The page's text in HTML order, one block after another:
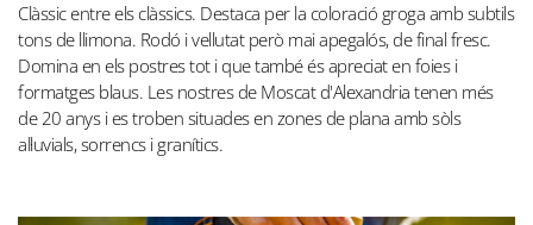
Clàssic entre els clàssics. Destaca per la coloració groga amb subtils
tons de llimona. Rodó i vellutat però mai apegalós, de final fresc.
Domina en els postres tot i que també és apreciat en foies i
formatges blaus. Les nostres de Moscat d'Alexandria tenen més
de 20 anys i es troben situades en zones de plana amb sòls
al·luvials, sorrencs i granítics.